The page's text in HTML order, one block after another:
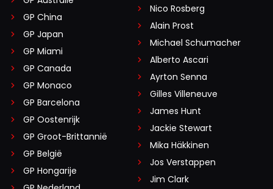
GP China
GP Japan
GP Miami
GP Canada
GP Monaco
GP Barcelona
GP Oostenrijk
GP Groot-Brittannië
GP België
GP Hongarije
Nico Rosberg
Alain Prost
Michael Schumacher
Alberto Ascari
Ayrton Senna
Gilles Villeneuve
James Hunt
Jackie Stewart
Mika Häkkinen
Jos Verstappen
Jim Clark